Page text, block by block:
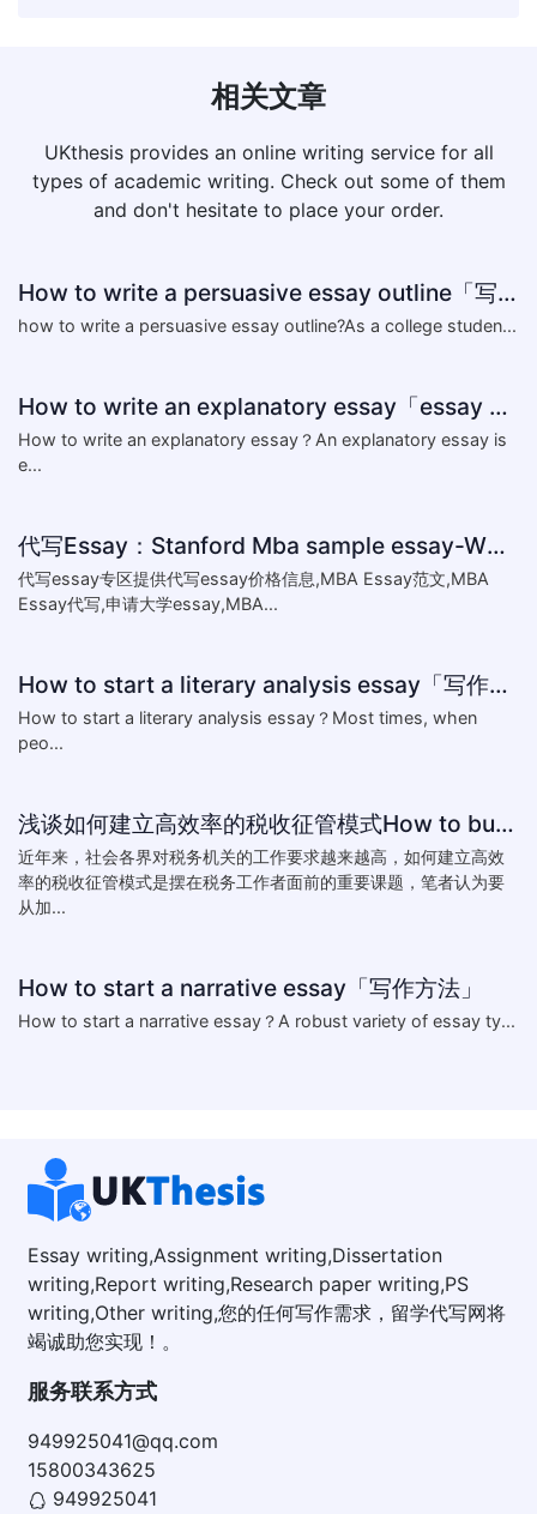
相关文章
UKthesis provides an online writing service for all
types of academic writing. Check out some of them
and don't hesitate to place your order.
How to write a persuasive essay outline「写作指导」
​how to write a persuasive essay outline?As a college studen...
How to write an explanatory essay「essay writing skills」
​How to write an explanatory essay？An explanatory essay is
e...
代写Essay：Stanford Mba sample essay-What matters most to you,a
代写essay专区提供代写essay价格信息,MBA Essay范文,MBA
Essay代写,申请大学essay,MBA...
How to start a literary analysis essay「写作指南」
​How to start a literary analysis essay？Most times, when
peo...
浅谈如何建立高效率的税收征管模式How to build a highly efficient tax collection mode
近年来，社会各界对税务机关的工作要求越来越高，如何建立高效
率的税收征管模式是摆在税务工作者面前的重要课题，笔者认为要
从加...
How to start a narrative essay「写作方法」
​How to start a narrative essay？A robust variety of essay ty...
Essay writing,Assignment writing,Dissertation
writing,Report writing,Research paper writing,PS
writing,Other writing,您的任何写作需求，留学代写网将
竭诚助您实现！。
服务联系方式
949925041@qq.com
15800343625
949925041